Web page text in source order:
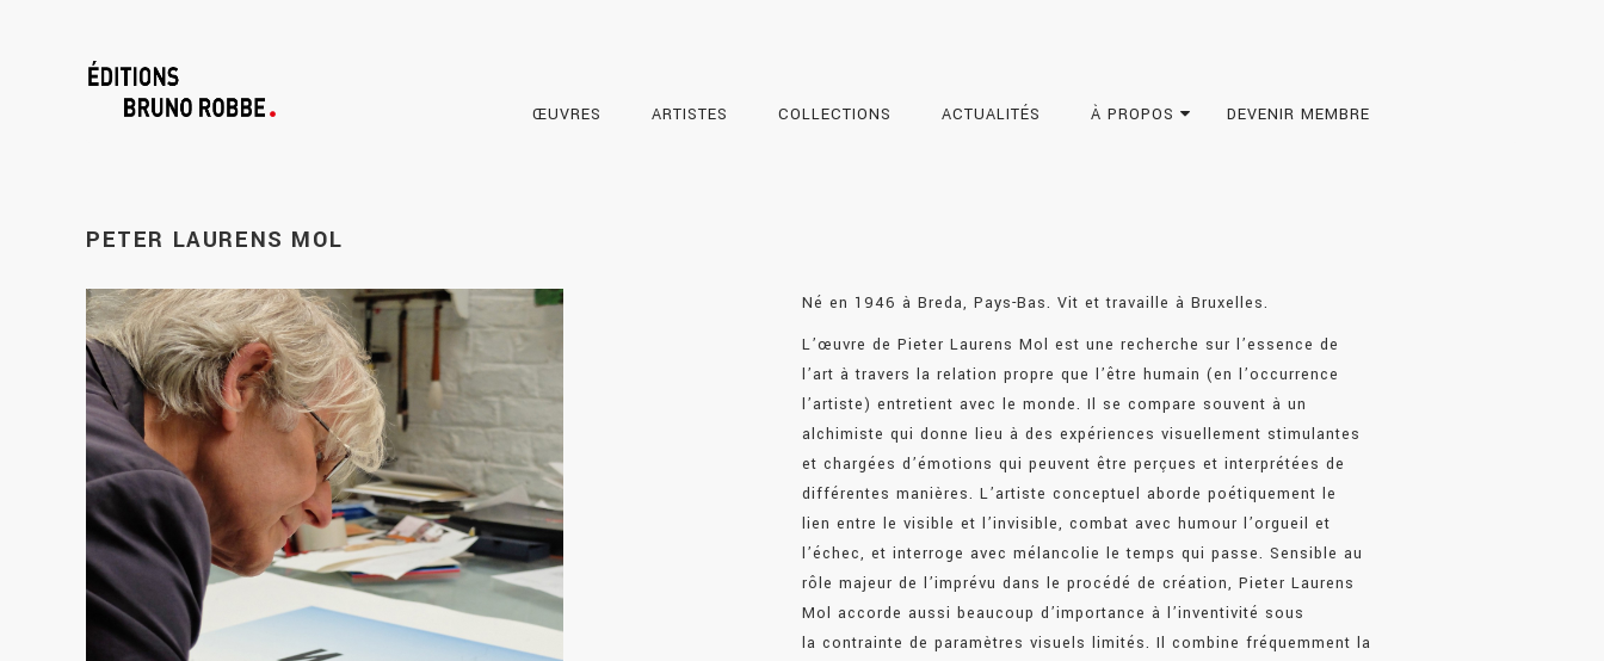
ŒUVRES ARTISTES COLLECTIONS ACTUALITÉS À PROPOS DEVENIR MEMBRE
PETER LAURENS MOL
Né en 1946 à Breda, Pays-Bas. Vit et travaille à Bruxelles.
L’œuvre de Pieter Laurens Mol est une recherche sur l’essence de
l’art à travers la relation propre que l’être humain (en l’occurrence
l’artiste) entretient avec le monde. Il se compare souvent à un
alchimiste qui donne lieu à des expériences visuellement stimulantes
et chargées d’émotions qui peuvent être perçues et interprétées de
différentes manières. L’artiste conceptuel aborde poétiquement le
lien entre le visible et l’invisible, combat avec humour l’orgueil et
l’échec, et interroge avec mélancolie le temps qui passe. Sensible au
rôle majeur de l’imprévu dans le procédé de création, Pieter Laurens
Mol accorde aussi beaucoup d’importance à l’inventivité sous
la contrainte de paramètres visuels limités. Il combine fréquemment la